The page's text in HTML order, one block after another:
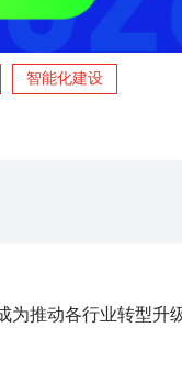
智能化建设
推动各行业转型升